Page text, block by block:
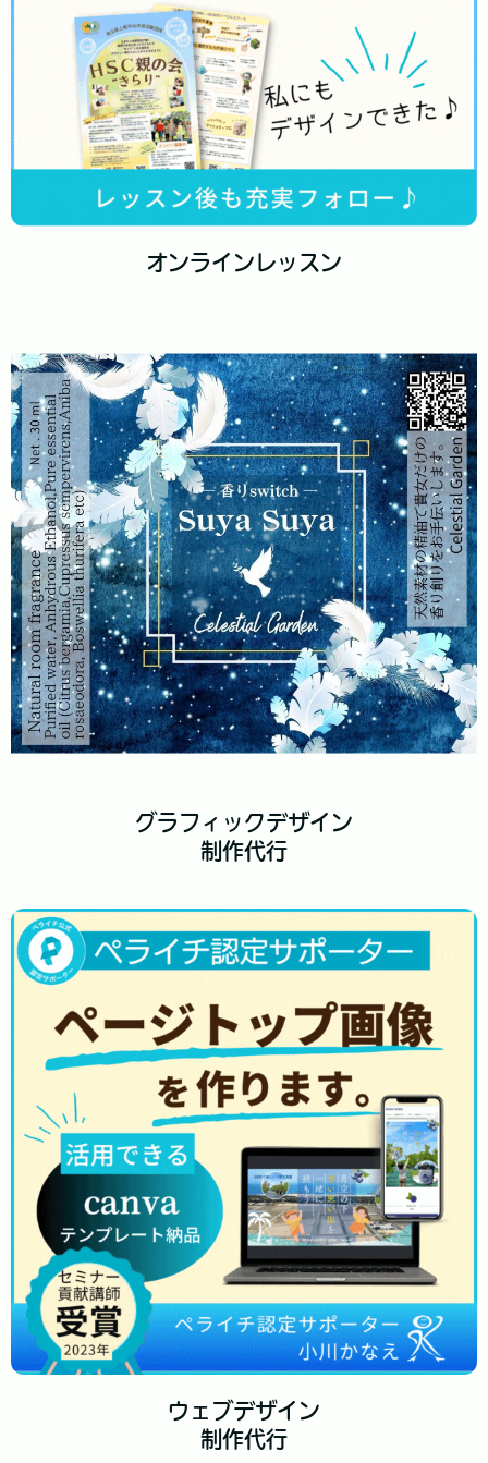
オンラインレッスン
グラフィックデザイン
制作代行
ウェブデザイン
制作代行